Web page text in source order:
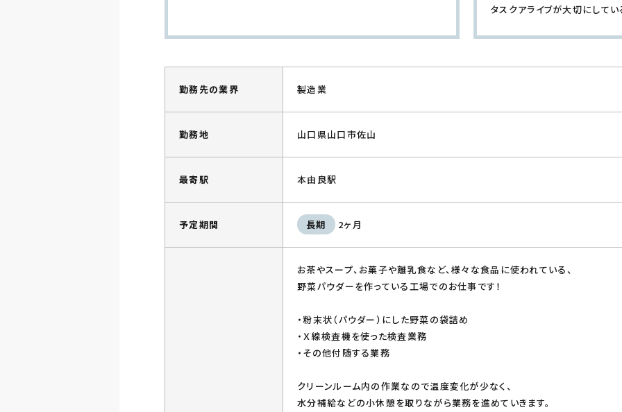
タスクアライブが大切にしてい
勤務先の業界 製造業
勤務地 山口県山口市佐山
最寄駅 本由良駅
予定期間 長期 2ヶ月
お茶やスープ、お菓子や離乳食など、様々な食品に使われている、
野菜パウダーを作っている工場でのお仕事です！
・粉末状（パウダー）にした野菜の袋詰め
・Ｘ線検査機を使った検査業務
・その他付随する業務
クリーンルーム内の作業なので温度変化が少なく、
水分補給などの小休憩を取りながら業務を進めていきます。